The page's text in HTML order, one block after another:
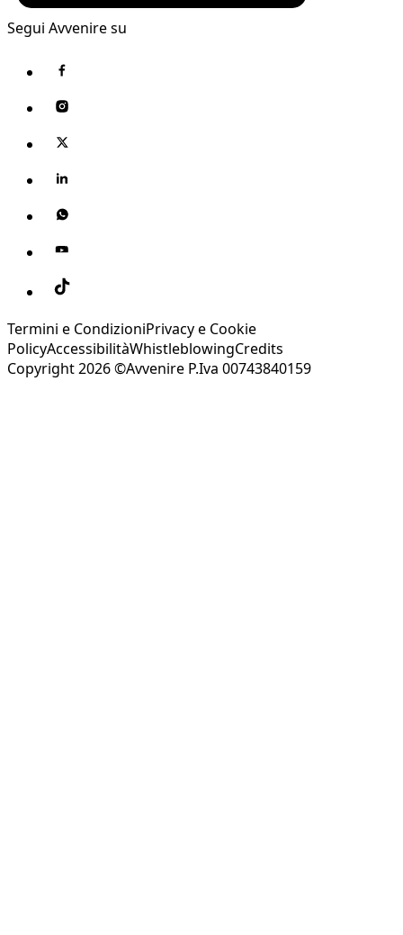
Segui Avvenire su
Termini e CondizioniPrivacy e Cookie
PolicyAccessibilitàWhistleblowingCredits
Copyright 2026 ©Avvenire P.Iva 00743840159